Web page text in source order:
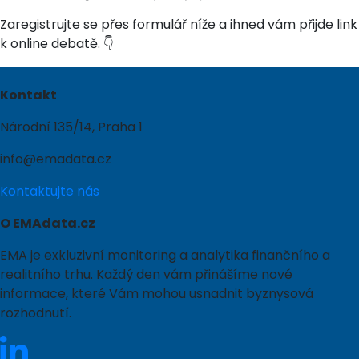
Zaregistrujte se přes formulář níže a ihned vám přijde link
k online debatě. 👇
Kontakt
Národní 135/14, Praha 1
info@emadata.cz
Kontaktujte nás
O EMAdata.cz
EMA je exkluzivní monitoring a analytika finančního a
realitního trhu. Každý den vám přinášíme nové
informace, které Vám mohou usnadnit byznysová
rozhodnutí.